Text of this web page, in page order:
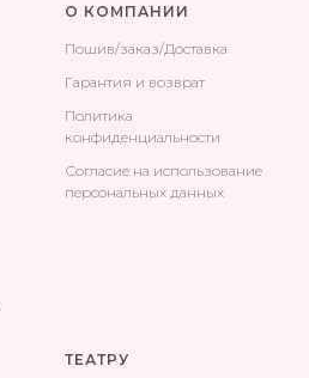
О КОМПАНИИ
Пошив/заказ/Доставка
Гарантия и возврат
Политика
конфиденциальности
Согласие на использование
персональных данных
ТЕАТРУ